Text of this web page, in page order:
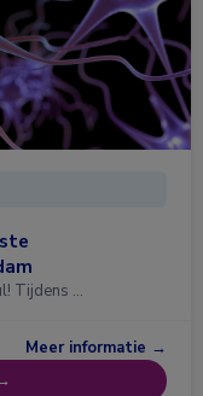
Tijdens …
Meer informatie →